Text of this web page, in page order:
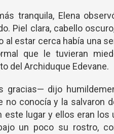
tranquila, Elena
Piel clara, cabello
al estar cerca había una
que le tuvieran
del Archiduque Edevane.
gracias— dijo
no conocía y la salvaron
este lugar y ellos eran
un poco su rostro,